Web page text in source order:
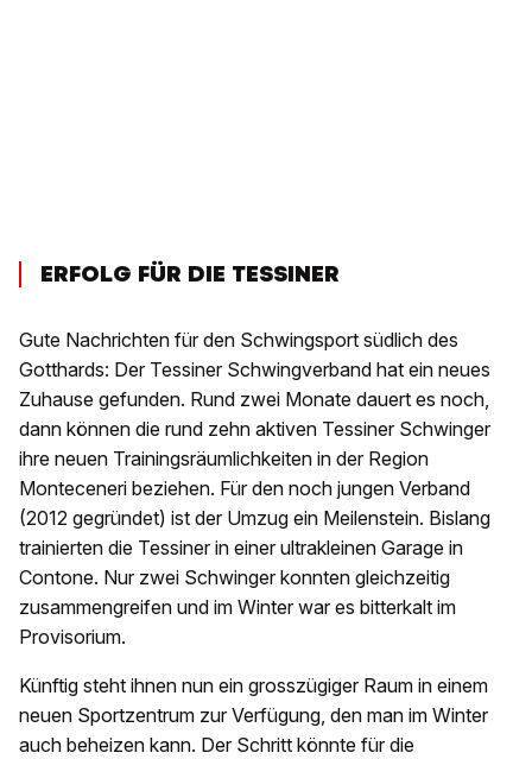
ERFOLG FÜR DIE TESSINER
Gute Nachrichten für den Schwingsport südlich des
Gotthards: Der Tessiner Schwingverband hat ein neues
Zuhause gefunden. Rund zwei Monate dauert es noch,
dann können die rund zehn aktiven Tessiner Schwinger
ihre neuen Trainingsräumlichkeiten in der Region
Monteceneri beziehen. Für den noch jungen Verband
(2012 gegründet) ist der Umzug ein Meilenstein. Bislang
trainierten die Tessiner in einer ultrakleinen Garage in
Contone. Nur zwei Schwinger konnten gleichzeitig
zusammengreifen und im Winter war es bitterkalt im
Provisorium.
Künftig steht ihnen nun ein grosszügiger Raum in einem
neuen Sportzentrum zur Verfügung, den man im Winter
auch beheizen kann. Der Schritt könnte für die